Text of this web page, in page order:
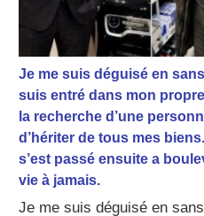
Je me suis déguisé en
suis entré dans mon
la recherche d’une
d’hériter de tous mes
s’est passé ensuite a
vie à jamais.
Je me suis déguisé en